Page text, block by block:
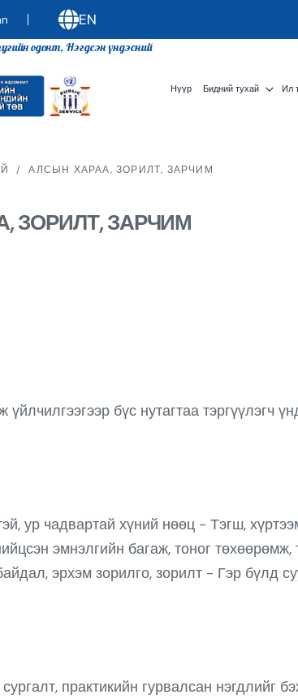
EN
одонт, Нэгдсэн үндэсний
Нүүр Бидний тухай Ил
/ АЛСЫН ХАРАА, ЗОРИЛТ, ЗАРЧИМ
ЗОРИЛТ, ЗАРЧИМ
бүс нутагтаа тэргүүлэгч
ур чадвартай хүний нөөц - Тэгш,
эмнэлгийн багаж, тоног
эрхэм зорилго, зорилт - Гэр бүлд
практикийн гурвалсан нэгдлийг